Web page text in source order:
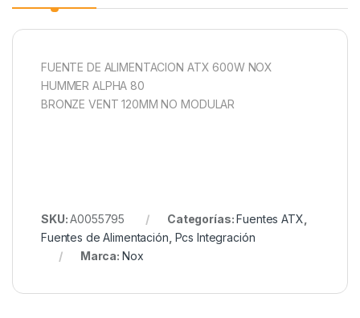
FUENTE DE ALIMENTACION ATX 600W NOX
HUMMER ALPHA 80
BRONZE VENT 120MM NO MODULAR
SKU:A0055795 Categorías:Fuentes ATX
Fuentes de Alimentación Pcs Integración
Marca: Nox